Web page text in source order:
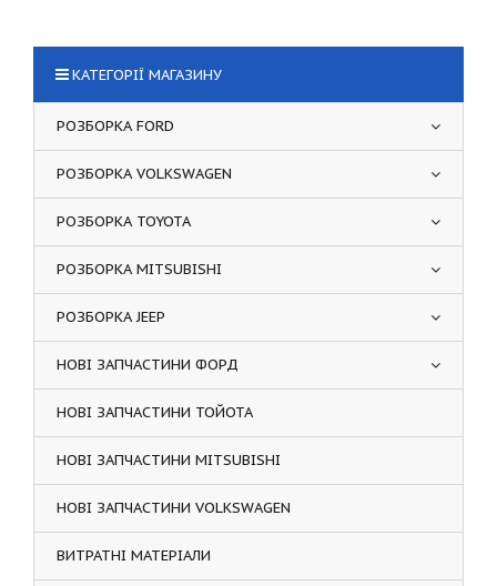
КАТЕГОРІЇ МАГАЗИНУ
РОЗБОРКА FORD
РОЗБОРКА VOLKSWAGEN
РОЗБОРКА TOYOTA
РОЗБОРКА MITSUBISHI
РОЗБОРКА JEEP
НОВІ ЗАПЧАСТИНИ ФОРД
НОВІ ЗАПЧАСТИНИ ТОЙОТА
НОВІ ЗАПЧАСТИНИ MITSUBISHI
НОВІ ЗАПЧАСТИНИ VOLKSWAGEN
ВИТРАТНІ МАТЕРІАЛИ